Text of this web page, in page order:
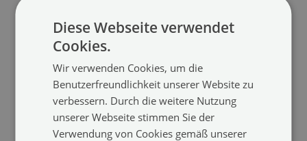
Glasbild aus Plexiglas®
Abstrakt Kunst(#46664928)
Größe von: 100x50 cm
104.99 €
Acrylglasbilder
(#120505987)
Größe von: 100x50 cm
104.99 €
Diese Webseite verwendet
Cookies.
Wir verwenden Cookies, um die
Benutzerfreundlichkeit unserer Website zu
verbessern. Durch die weitere Nutzung
unserer Webseite stimmen Sie der
Verwendung von Cookies gemäß unserer